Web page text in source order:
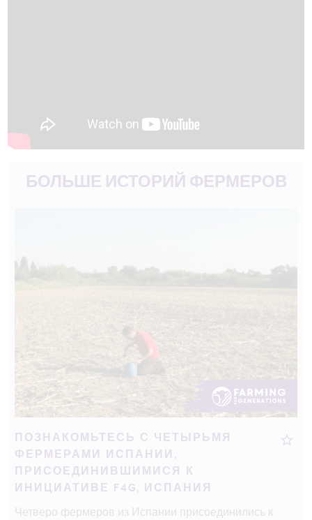
БОЛЬШЕ ИСТОРИЙ ФЕРМЕРОВ
ПОЗНАКОМЬТЕСЬ С ЧЕТЫРЬМЯ
ФЕРМЕРАМИ ИСПАНИИ,
ПРИСОЕДИНИВШИМИСЯ К
ИНИЦИАТИВЕ F4G, ИСПАНИЯ
Четверо фермеров из Испании присоединились к